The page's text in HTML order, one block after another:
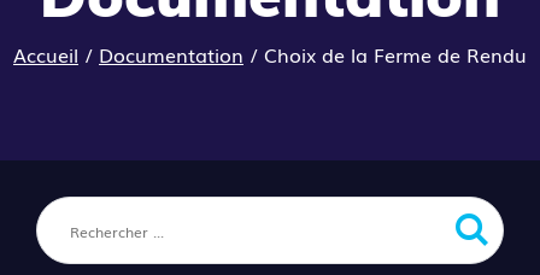
Accueil / Documentation / Choix de la Ferme de Rendu